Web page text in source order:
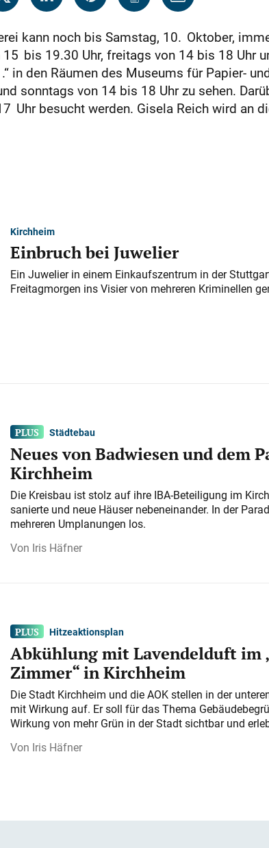
kann noch bis Samstag, 10. Oktober,
bis 19.30 Uhr, freitags von 14 bis 18 Uhr
in den Räumen des Museums für Papier-
sonntags von 14 bis 18 Uhr zu sehen.
Uhr besucht werden. Gisela Reich wird an
Kirchheim
Einbruch bei Juwelier
Ein Juwelier in einem Einkaufszentrum in der
Freitagmorgen ins Visier von mehreren Kriminellen
Städtebau
Neues von Badwiesen und dem
Kirchheim
Die Kreisbau ist stolz auf ihre IBA-Beteiligung im
sanierte und neue Häuser nebeneinander. In der
mehreren Umplanungen los.
Iris Häfner
Hitzeaktionsplan
Abkühlung mit Lavendelduft im
Zimmer“ in Kirchheim
Die Stadt Kirchheim und die AOK stellen in der
mit Wirkung auf. Er soll für das Thema
Wirkung von mehr Grün in der Stadt sichtbar und
Iris Häfner